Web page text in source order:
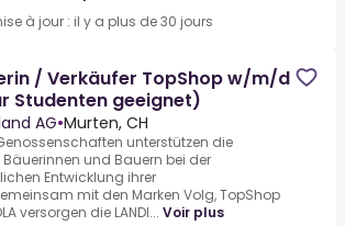
à jour : il y a plus de 30 jours
/ Verkäufer TopShop w/m/d
Studenten geeignet)
AG•Murten, CH
Genossenschaften unterstützen die
Bäuerinnen und Bauern bei der
Entwicklung ihrer
mit den Marken Volg, TopShop
versorgen die LANDI... Voir plus